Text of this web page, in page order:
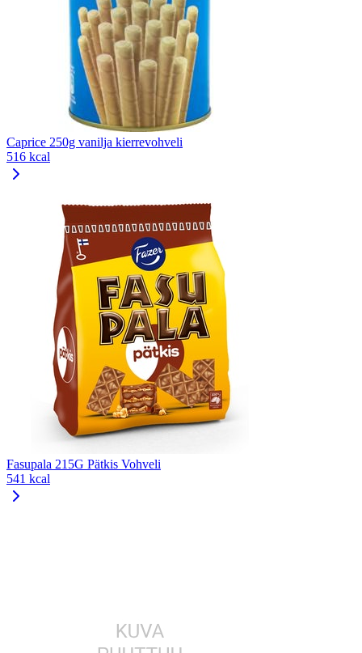
Caprice 250g vanilja kierrevohveli
516 kcal
Fasupala 215G Pätkis Vohveli
541 kcal